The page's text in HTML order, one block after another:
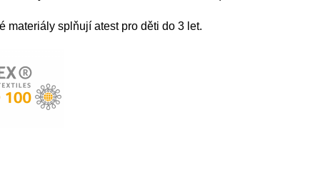
materiály splňují atest pro děti do 3 let.